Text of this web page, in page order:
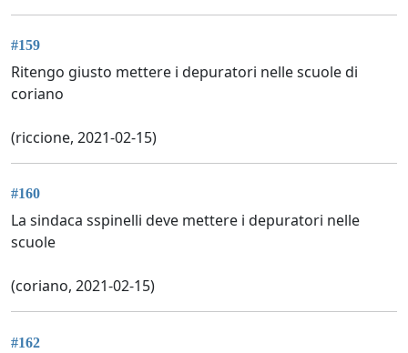
#159
Ritengo giusto mettere i depuratori nelle scuole di
coriano
(riccione, 2021-02-15)
#160
La sindaca sspinelli deve mettere i depuratori nelle
scuole
(coriano, 2021-02-15)
#162